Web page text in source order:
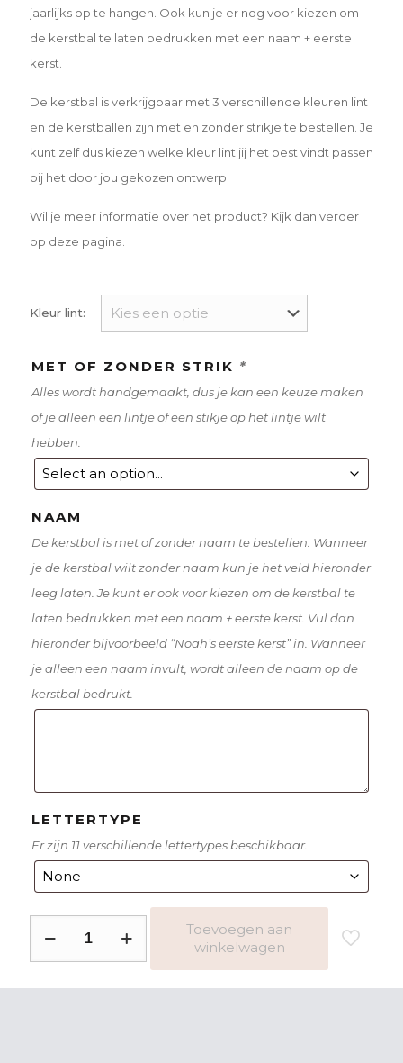
jaarlijks op te hangen. Ook kun je er nog voor kiezen om
de kerstbal te laten bedrukken met een naam + eerste
kerst.
De kerstbal is verkrijgbaar met 3 verschillende kleuren lint
en de kerstballen zijn met en zonder strikje te bestellen. Je
kunt zelf dus kiezen welke kleur lint jij het best vindt passen
bij het door jou gekozen ontwerp.
Wil je meer informatie over het product? Kijk dan verder
op deze pagina.
Kleur lint:
MET OF ZONDER STRIK *
Alles wordt handgemaakt, dus je kan een keuze maken
of je alleen een lintje of een stikje op het lintje wilt
hebben.
NAAM
De kerstbal is met of zonder naam te bestellen. Wanneer
je de kerstbal wilt zonder naam kun je het veld hieronder
leeg laten. Je kunt er ook voor kiezen om de kerstbal te
laten bedrukken met een naam + eerste kerst. Vul dan
hieronder bijvoorbeeld “Noah’s eerste kerst” in. Wanneer
je alleen een naam invult, wordt alleen de naam op de
kerstbal bedrukt.
LETTERTYPE
Er zijn 11 verschillende lettertypes beschikbaar.
Toevoegen aan
winkelwagen